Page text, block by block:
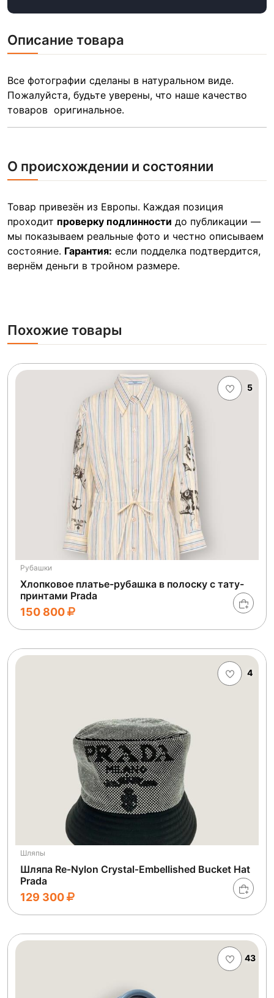
Описание товара
Все фотографии сделаны в натуральном виде.
Пожалуйста, будьте уверены, что наше качество
товаров оригинальное.
О происхождении и состоянии
Товар привезён из Европы. Каждая позиция
проходит проверку подлинности до публикации —
мы показываем реальные фото и честно описываем
состояние. Гарантия: если подделка подтвердится,
вернём деньги в тройном размере.
Похожие товары
5
Рубашки
Хлопковое платье-рубашка в полоску с тату-
принтами Prada
150 800
4
Шляпы
Шляпа Re‑Nylon Crystal‑Embellished Bucket Hat
Prada
129 300
43